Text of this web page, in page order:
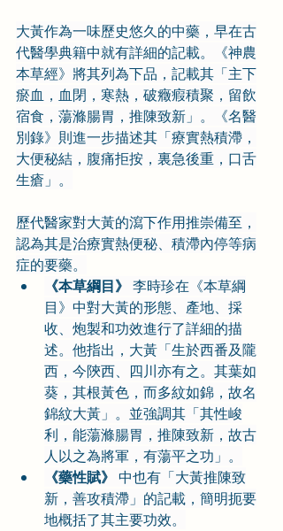
大黃作為一味歷史悠久的中藥，早在古
代醫學典籍中就有詳細的記載。《神農
本草經》將其列為下品，記載其「主下
瘀血，血閉，寒熱，破癥瘕積聚，留飲
宿食，蕩滌腸胃，推陳致新」。《名醫
別錄》則進一步描述其「療實熱積滯，
大便秘結，腹痛拒按，裏急後重，口舌
生瘡」。
歷代醫家對大黃的瀉下作用推崇備至，
認為其是治療實熱便秘、積滯內停等病
症的要藥。
《本草綱目》 李時珍在《本草綱
目》中對大黃的形態、產地、採
收、炮製和功效進行了詳細的描
述。他指出，大黃「生於西番及隴
西，今陝西、四川亦有之。其葉如
葵，其根黃色，而多紋如錦，故名
錦紋大黃」。並強調其「其性峻
利，能蕩滌腸胃，推陳致新，故古
人以之為將軍，有蕩平之功」。
《藥性賦》 中也有「大黃推陳致
新，善攻積滯」的記載，簡明扼要
地概括了其主要功效。